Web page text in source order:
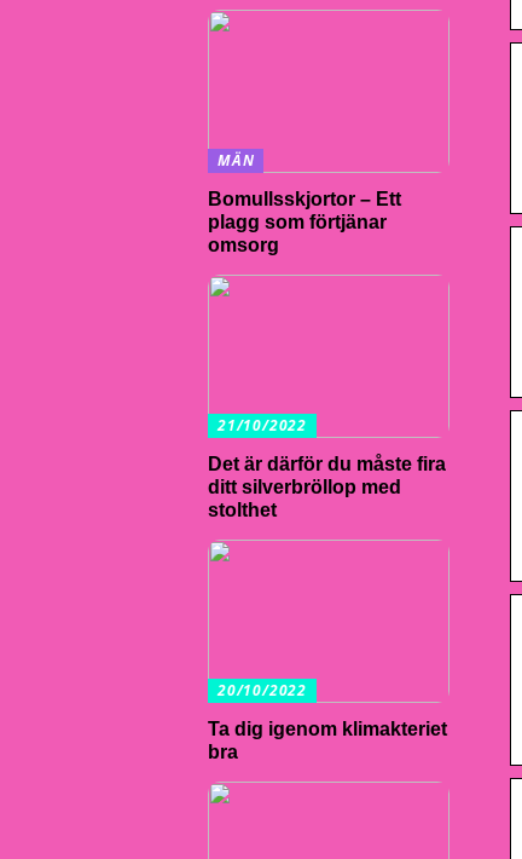
MÄN
Bomullsskjortor – Ett
plagg som förtjänar
omsorg
21/10/2022
Det är därför du måste fira
ditt silverbröllop med
stolthet
20/10/2022
Ta dig igenom klimakteriet
bra